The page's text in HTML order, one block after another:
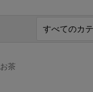
お茶